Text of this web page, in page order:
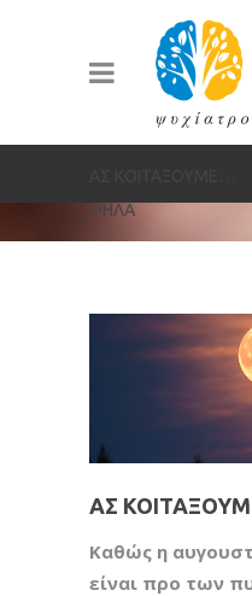
ΨΗΛΑ
ΑΣ
Καθώς η
είναι προ των